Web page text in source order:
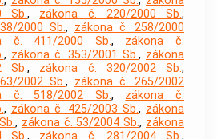
Sb., zákona č. 220/2000 Sb.,
2000 Sb., zákona č. 258/2000
č. 411/2000 Sb., zákona č.
, zákona č. 353/2001 Sb., zákona
Sb., zákona č. 320/2002 Sb.,
2002 Sb., zákona č. 265/2002
č. 518/2002 Sb., zákona č.
, zákona č. 425/2003 Sb., zákona
, zákona č. 53/2004 Sb., zákona
Sb., zákona č. 281/2004 Sb.,